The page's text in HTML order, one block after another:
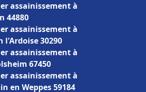
assainissement à
44880
assainissement à
l'Ardoise 30290
assainissement à
67450
assainissement à
en Weppes 59184